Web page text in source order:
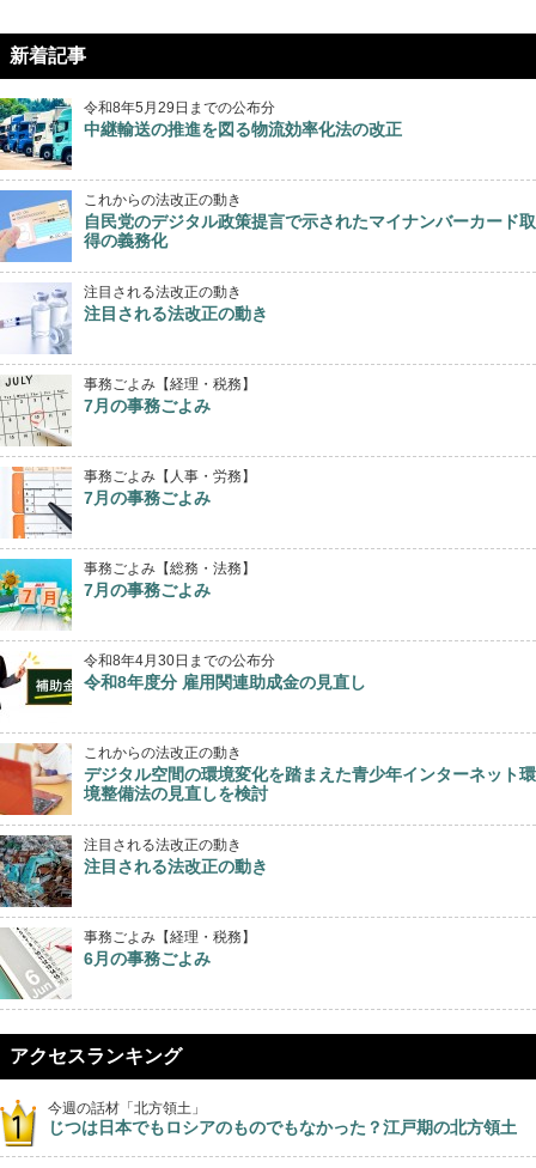
新着記事
令和8年5月29日までの公布分
中継輸送の推進を図る物流効率化法の改正
これからの法改正の動き
自民党のデジタル政策提言で示されたマイナンバーカード取
得の義務化
注目される法改正の動き
注目される法改正の動き
事務ごよみ【経理・税務】
7月の事務ごよみ
事務ごよみ【人事・労務】
7月の事務ごよみ
事務ごよみ【総務・法務】
7月の事務ごよみ
令和8年4月30日までの公布分
令和8年度分 雇用関連助成金の見直し
これからの法改正の動き
デジタル空間の環境変化を踏まえた青少年インターネット環
境整備法の見直しを検討
注目される法改正の動き
注目される法改正の動き
事務ごよみ【経理・税務】
6月の事務ごよみ
アクセスランキング
今週の話材「北方領土」
じつは日本でもロシアのものでもなかった？江戸期の北方領土